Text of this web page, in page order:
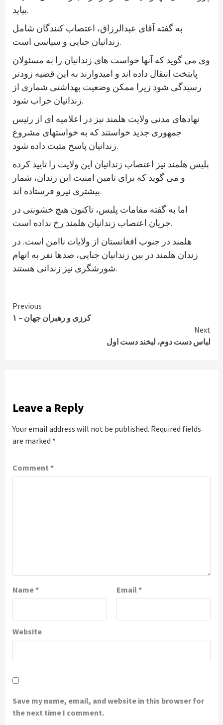
بیاید.
به گفته آقای عبدالرزاق، اعتصاب کنندگان شامل
زندانیان جنایی و سیاسی است.
وی می گوید که آنها خواست های زندانیان را به مسئولان
پایتخت انتقال داده اند و امیدوارند به این قضیه زودتر
رسیدگی شود زیرا ممکن وضعیت بهداشتی شماری از
زندانیان خراب شود.
نهادهای مدنی ولایت هلمند نیز در اعلامیه ای از رئیس
جمهوری جدید خواستند که به خواستهای مشروع
زندانیان پاسخ مثبت داده شود.
پلیس هلمند نیز اعتصاب زندانیان این ولایت را تایید کرده
و می گوید که برای تامین امنیت این زندان، شمار
بیشتری نیرو فرستاده اند.
اما به گفته مقامات پلیس، تاکنون هیچ خشونتی در
جریان اعتصاب زندانیان هلمند رخ نداده است.
هلمند در جنوب افغانستان از ولایات ناامن است. در
زندان هلمند در بین زندانیان جنایی، صدها نفر به اتهام
شورشگری نیز زندانی هستند.
Continue
Reading
Previous
کرزی و رهبران جهان – ۱
Next
لباس دست دوم، لبخند دست اول
Leave a Reply
Your email address will not be published. Required fields
are marked *
Comment *
Name* Email *
Website
Save my name, email, and website in this browser for
the next time I comment.